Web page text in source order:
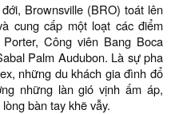
Brownsville (BRO) toát lên
cung cấp một loạt các điểm
Công viên Bang Boca
Palm Audubon. Là sự pha
những du khách gia đình đổ
những làn gió vịnh ấm áp,
bàn tay khẽ vẫy.